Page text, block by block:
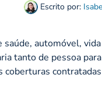
Escrito por:
automóvel,
tanto de pessoa
coberturas